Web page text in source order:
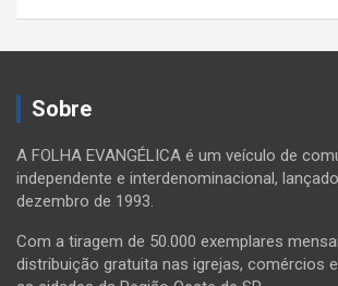
Sobre
A FOLHA EVANGÉLICA é um veículo de
independente e interdenominacional,
dezembro de 1993.
Com a tiragem de 50.000 exemplares
distribuição gratuita nas igrejas, comércios